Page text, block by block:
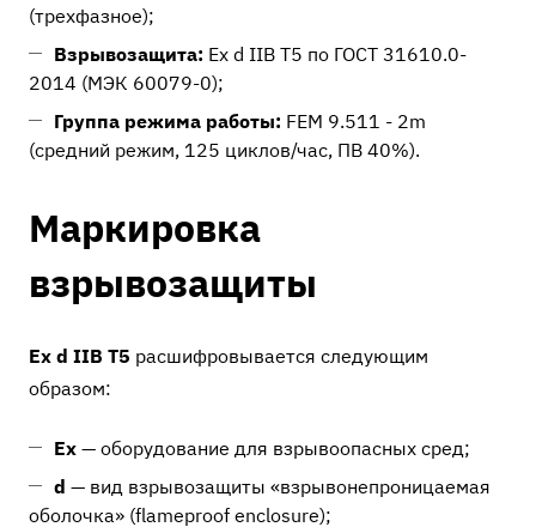
(трехфазное);
Взрывозащита: Ex d IIB T5 по ГОСТ 31610.0-
2014 (МЭК 60079-0);
Группа режима работы: FEM 9.511 - 2m
(средний режим, 125 циклов/час, ПВ 40%).
Маркировка
взрывозащиты
Ex d IIB T5 расшифровывается следующим
образом:
Ex — оборудование для взрывоопасных сред;
d — вид взрывозащиты «взрывонепроницаемая
оболочка» (flameproof enclosure);